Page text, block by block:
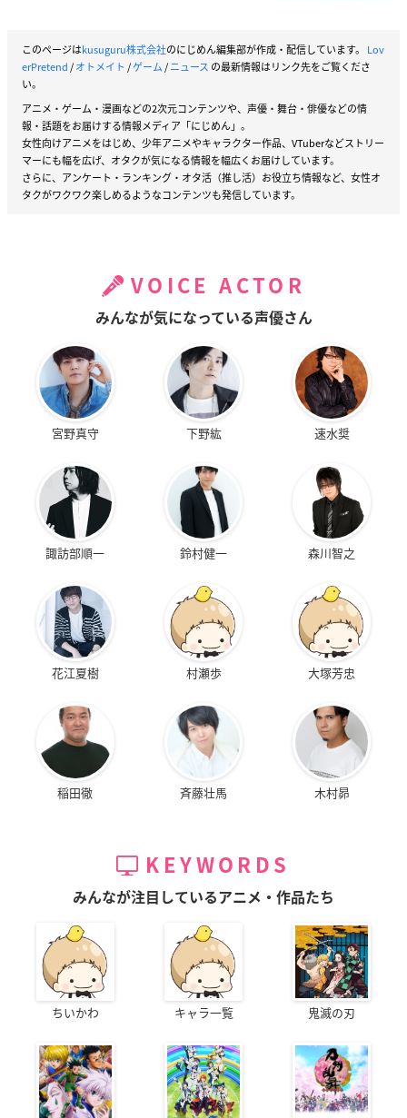
綺羅梨：石上美帆
※敬称略
このページはkusuguru株式会社のにじめん編集部が作成・配信しています。 Lov
erPretend/オトメイト /ゲーム/ニュース の最新情報はリンク先をご覧くださ
い。
アニメ・ゲーム・漫画などの2次元コンテンツや、声優・舞台・俳優などの情
報・話題をお届けする情報メディア「にじめん」。
女性向けアニメをはじめ、少年アニメやキャラクター作品、VTuberなどストリー
マーにも幅を広げ、オタクが気になる情報を幅広くお届けしています。
さらに、アンケート・ランキング・オタ活（推し活）お役立ち情報など、女性オ
タクがワクワク楽しめるようなコンテンツも発信しています。
VOICE ACTOR
みんなが気になっている声優さん
宮野真守 下野紘 速水奨
諏訪部順一 鈴村健一 森川智之
花江夏樹 村瀬歩 大塚芳忠
稲田徹 斉藤壮馬 木村昴
KEYWORDS
みんなが注目しているアニメ・作品たち
ちいかわ キャラ一覧 鬼滅の刃